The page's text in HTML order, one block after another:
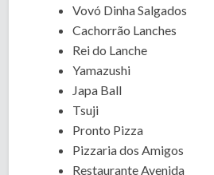
Vovó Dinha Salgados
Cachorrão Lanches
Rei do Lanche
Yamazushi
Japa Ball
Tsuji
Pronto Pizza
Pizzaria dos Amigos
Restaurante Avenida